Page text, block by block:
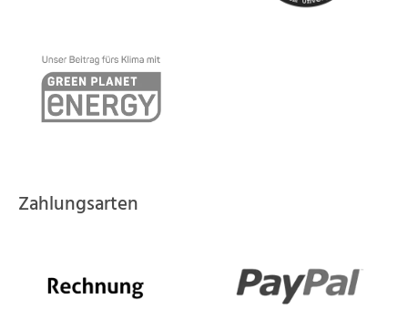
Zahlungsarten